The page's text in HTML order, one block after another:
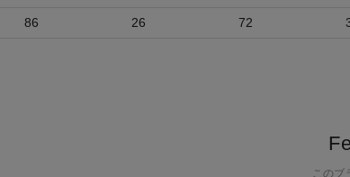
86 26 72
このブ